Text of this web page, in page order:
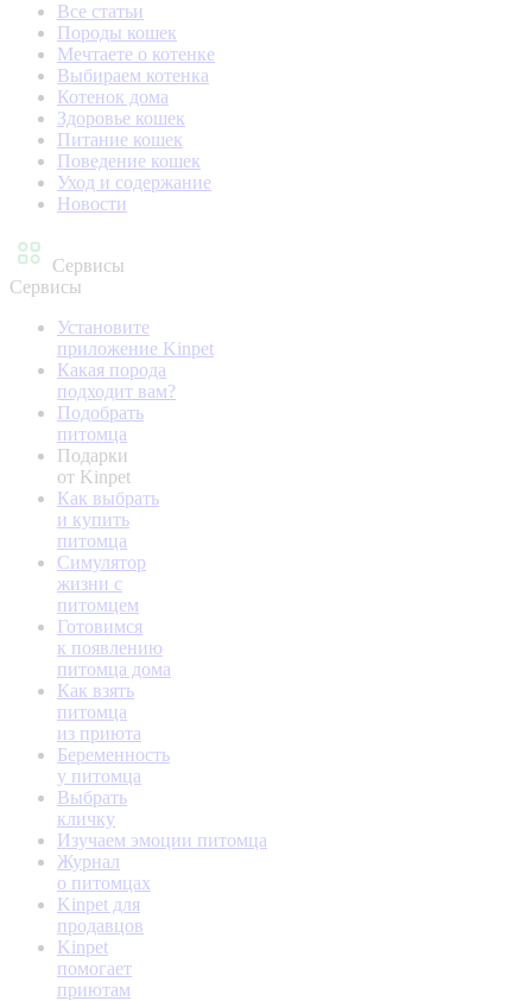
Все статьи
Породы кошек
Мечтаете о котенке
Выбираем котенка
Котенок дома
Здоровье кошек
Питание кошек
Поведение кошек
Уход и содержание
Новости
Сервисы
Сервисы
Установите
приложение Kinpet
Какая порода
подходит вам?
Подобрать
питомца
Подарки
от Kinpet
Как выбрать
и купить
питомца
Симулятор
жизни с
питомцем
Готовимся
к появлению
питомца дома
Как взять
питомца
из приюта
Беременность
у питомца
Выбрать
кличку
Изучаем эмоции питомца
Журнал
о питомцах
Kinpet для
продавцов
Kinpet
помогает
приютам